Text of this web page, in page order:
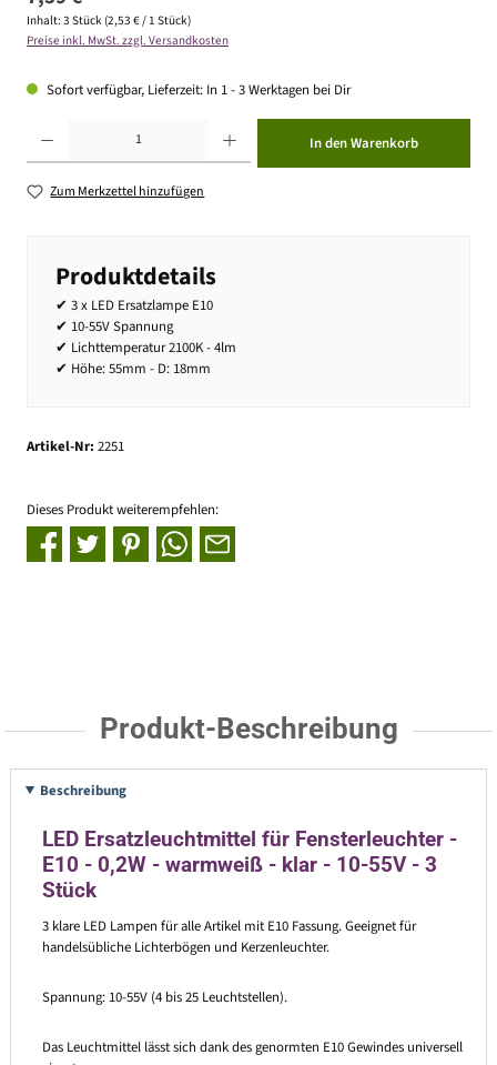
Inhalt: 3 Stück (2,53 € / 1 Stück)
Preise inkl. MwSt. zzgl. Versandkosten
Sofort verfügbar, Lieferzeit: In 1 - 3 Werktagen bei Dir
In den Warenkorb
Zum Merkzettel hinzufügen
Produktdetails
✔ 3 x LED Ersatzlampe E10
✔ 10-55V Spannung
✔ Lichttemperatur 2100K - 4lm
✔ Höhe: 55mm - D: 18mm
Artikel-Nr: 2251
Dieses Produkt weiterempfehlen:
Produkt-Beschreibung
Beschreibung
LED Ersatzleuchtmittel für Fensterleuchter -
E10 - 0,2W - warmweiß - klar - 10-55V - 3
Stück
3 klare LED Lampen für alle Artikel mit E10 Fassung. Geeignet für
handelsübliche Lichterbögen und Kerzenleuchter.
Spannung: 10-55V (4 bis 25 Leuchtstellen).
Das Leuchtmittel lässt sich dank des genormten E10 Gewindes universell